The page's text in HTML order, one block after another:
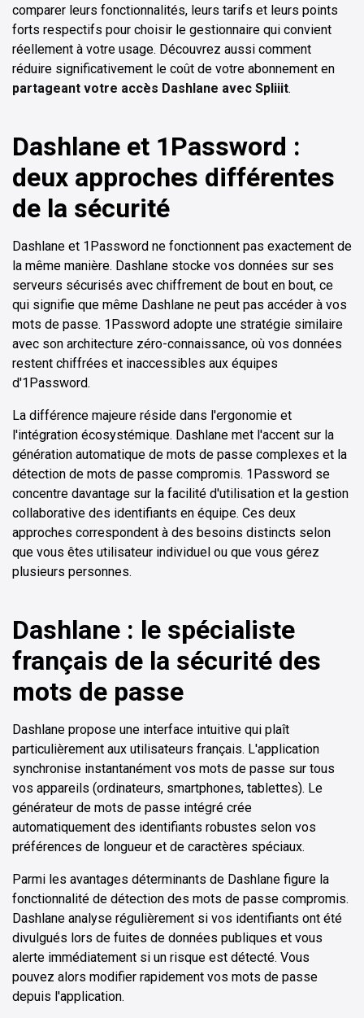
comparer leurs fonctionnalités, leurs tarifs et leurs points
forts respectifs pour choisir le gestionnaire qui convient
réellement à votre usage. Découvrez aussi comment
réduire significativement le coût de votre abonnement en
partageant votre accès Dashlane avec Spliiit.
Dashlane et 1Password :
deux approches différentes
de la sécurité
Dashlane et 1Password ne fonctionnent pas exactement de
la même manière. Dashlane stocke vos données sur ses
serveurs sécurisés avec chiffrement de bout en bout, ce
qui signifie que même Dashlane ne peut pas accéder à vos
mots de passe. 1Password adopte une stratégie similaire
avec son architecture zéro-connaissance, où vos données
restent chiffrées et inaccessibles aux équipes
d'1Password.
La différence majeure réside dans l'ergonomie et
l'intégration écosystémique. Dashlane met l'accent sur la
génération automatique de mots de passe complexes et la
détection de mots de passe compromis. 1Password se
concentre davantage sur la facilité d'utilisation et la gestion
collaborative des identifiants en équipe. Ces deux
approches correspondent à des besoins distincts selon
que vous êtes utilisateur individuel ou que vous gérez
plusieurs personnes.
Dashlane : le spécialiste
français de la sécurité des
mots de passe
Dashlane propose une interface intuitive qui plaît
particulièrement aux utilisateurs français. L'application
synchronise instantanément vos mots de passe sur tous
vos appareils (ordinateurs, smartphones, tablettes). Le
générateur de mots de passe intégré crée
automatiquement des identifiants robustes selon vos
préférences de longueur et de caractères spéciaux.
Parmi les avantages déterminants de Dashlane figure la
fonctionnalité de détection des mots de passe compromis.
Dashlane analyse régulièrement si vos identifiants ont été
divulgués lors de fuites de données publiques et vous
alerte immédiatement si un risque est détecté. Vous
pouvez alors modifier rapidement vos mots de passe
depuis l'application.